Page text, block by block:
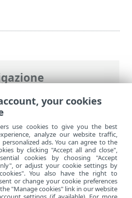
>ESET Endpoint
aggiornamento
your cookies
use cookies to give you the best
analyze our website traffic,
ads. You can agree to the
by clicking "Accept all and close",
cookies by choosing "Accept
or adjust your cookie settings by
You also have the right to
or change your cookie preferences
"Manage cookies" link in our website